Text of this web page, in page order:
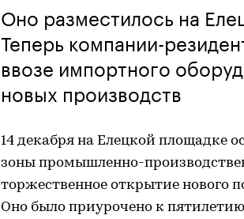
Оно разместилось на
Теперь компании-
ввозе импортного
новых производств
14 декабря на Елецкой площадке
зоны промышленно-
торжественное открытие нового
Оно было приурочено к